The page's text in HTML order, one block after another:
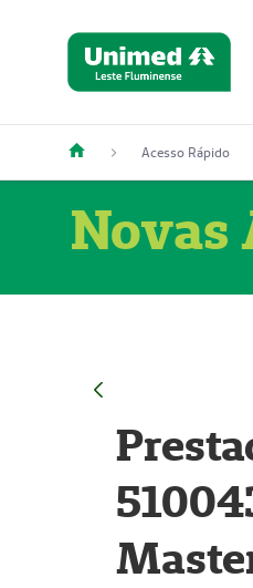
Acesso Rápido
Novas